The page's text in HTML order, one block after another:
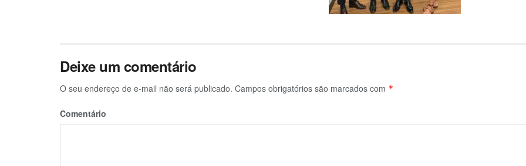
Deixe um comentário
O seu endereço de e-mail não será publicado. Campos obrigatórios são marcados com *
Comentário